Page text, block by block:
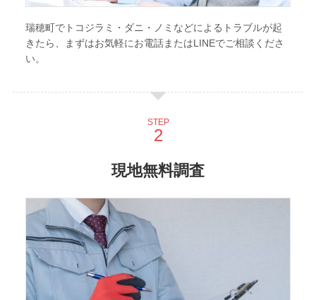
瑞穂町でトコジラミ・ダニ・ノミなどによるトラブルが起
きたら、まずはお気軽にお電話またはLINEでご相談くださ
い。
STEP
現地無料調査